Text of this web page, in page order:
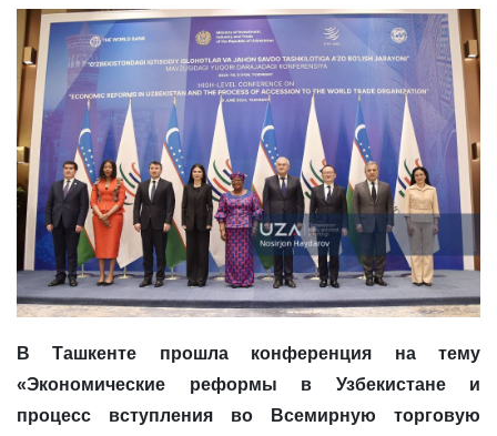
В Ташкенте прошла конференция на тему
«Экономические реформы в Узбекистане и
процесс вступления во Всемирную торговую